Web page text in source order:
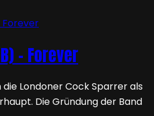
– Forever
Londoner Cock Sparrer als
Die Gründung der Band